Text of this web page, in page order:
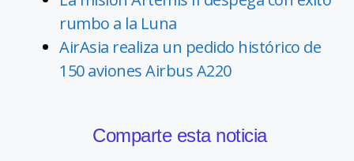
rumbo a la Luna
AirAsia realiza un pedido histórico de
150 aviones Airbus A220
Comparte esta noticia